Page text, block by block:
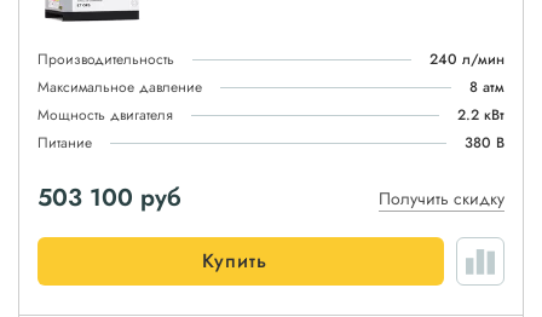
Производительность
240 л/мин
Максимальное давление
8 атм
Мощность двигателя
2.2 кВт
Питание
380 В
503 100 руб Получить скидку
Купить